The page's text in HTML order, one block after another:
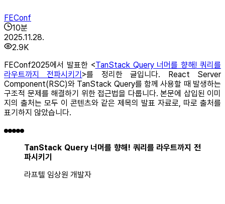
FEConf
10분
2025.11.28.
2.9K
FEConf2025에서 발표한 <TanStack Query 너머를 향해! 쿼리를
라우트까지 전파시키기>를 정리한 글입니다. React Server
Component(RSC)와 TanStack Query를 함께 사용할 때 발생하는
구조적 문제를 해결하기 위한 접근법을 다룹니다. 본문에 삽입된 이미
지의 출처는 모두 이 콘텐츠와 같은 제목의 발표 자료로, 따로 출처를
표기하지 않았습니다.
TanStack Query 너머를 향해! 쿼리를 라우트까지 전
파시키기
라프텔 임상원 개발자